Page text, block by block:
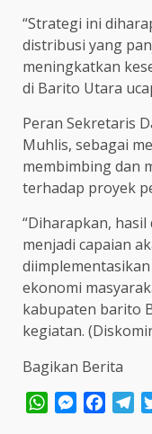
“Strategi ini
distribusi yang
meningkatkan
di Barito Utara
Peran Sekretaris
Muhlis, sebagai
membimbing dan
terhadap proyek
“Diharapkan,
menjadi capaian
ekonomi
kabupaten barito
kegiatan.
Bagikan Berita
WhatsAppMessenger